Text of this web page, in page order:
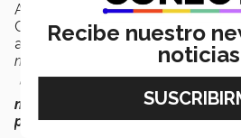
Ana también destaca la
Córdova, profesor de laEscuela
asesoró durante el proceso de
mi potencial; hacemos muy buen
“Trabajamos en la redacción por
muchas opiniones que me
perspectiva”,menciona.
Recibe nuestro